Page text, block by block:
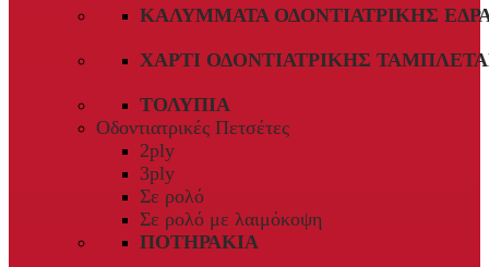
ΚΑΛΎΜΜΑΤΑ ΟΔΟΝΤΙΑΤΡΙΚΉΣ
ΧΑΡΤΊ ΟΔΟΝΤΙΑΤΡΙΚΉΣ
ΤΟΛΎΠΙΑ
Οδοντιατρικές Πετσέτες
2ply
3ply
Σε ρολό
Σε ρολό με λαιμόκοψη
ΠΟΤΗΡΆΚΙΑ